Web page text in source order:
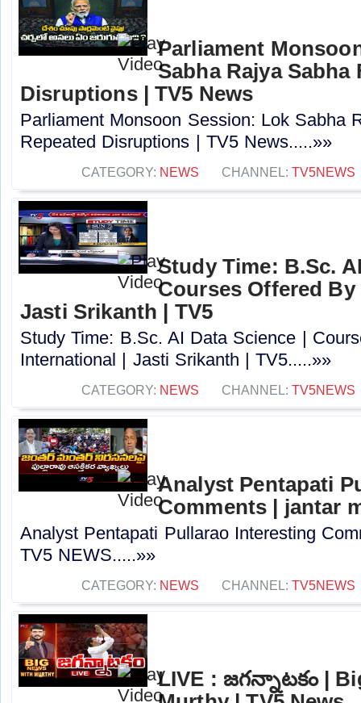
Parliament
Sabha Rajya Sabha
Disruptions | TV5 News
Parliament Monsoon Session: Lok Sabha
Repeated Disruptions | TV5 News.....»»
CATEGORY: NEWS CHANNEL: TV5NEWS
Study Time: B.Sc.
Courses Offered
Jasti Srikanth | TV5
Study Time: B.Sc. AI Data Science |
International | Jasti Srikanth | TV5.....»»
CATEGORY: NEWS CHANNEL: TV5NEWS
Analyst Pentapati
Comments | jantar
Analyst Pentapati Pullarao Interesting
TV5 NEWS.....»»
CATEGORY: NEWS CHANNEL: TV5NEWS
LIVE : జగన్నాటకం |